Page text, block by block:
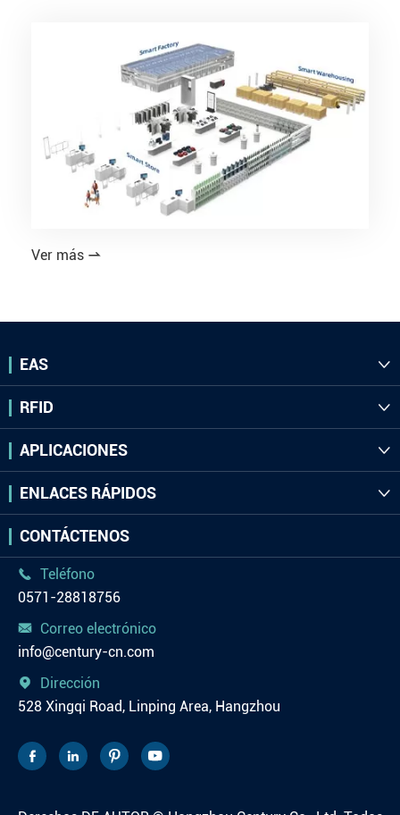
Ver más 
EAS 
RFID 
APLICACIONES 
ENLACES RÁPIDOS 
CONTÁCTENOS

Teléfono
0571-28818756

Correo electrónico
info@century-cn.com

Dirección
528 Xingqi Road, Linping Area, Hangzhou
   